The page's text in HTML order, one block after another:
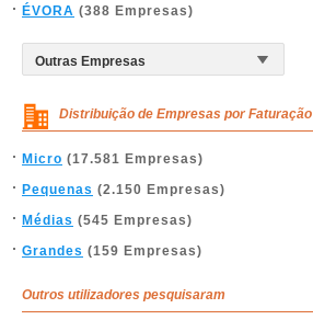
ÉVORA (388 Empresas)
Distribuição de Empresas por Faturação
Micro (17.581 Empresas)
Pequenas (2.150 Empresas)
Médias (545 Empresas)
Grandes (159 Empresas)
Outros utilizadores pesquisaram